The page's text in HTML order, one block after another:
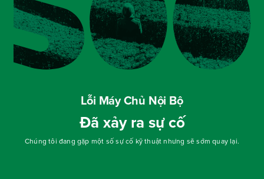
Lỗi Máy Chủ Nội Bộ
Đã xảy ra sự cố
Chúng tôi đang gặp một số sự cố kỹ thuật nhưng sẽ sớm quay lại.